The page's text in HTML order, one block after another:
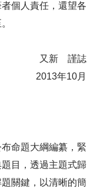
個人責任，還望各
又新 謹誌
2013年10月
命題大綱編纂，緊
目，透過主題式歸
關鍵，以清晰的簡